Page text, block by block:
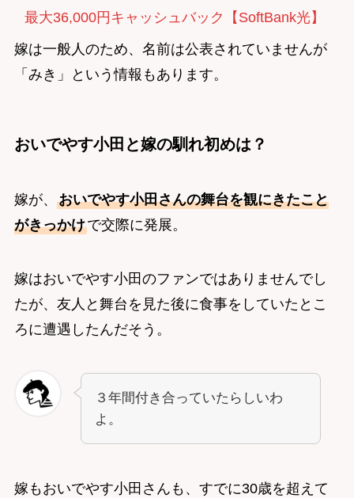
最大36,000円キャッシュバック【SoftBank光】
嫁は一般人のため、名前は公表されていませんが
「みき」という情報もあります。
おいでやす小田と嫁の馴れ初めは？
嫁が、 おいでやす小田さんの舞台を観にきたこと
がきっかけで交際に発展。
嫁はおいでやす小田のファンではありませんでし
たが、友人と舞台を見た後に食事をしていたとこ
ろに遭遇したんだそう。
３年間付き合っていたらしいわ
よ。
嫁もおいでやす小田さんも、すでに30歳を超えて